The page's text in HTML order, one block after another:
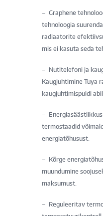
– Graphene
tehnoloogia
radiaatorite
mis ei kasuta seda
– Nutitelefoni ja
Kaugjuhtimine Tuya
kaugjuhtimispuldi
–
termostaadid
energiatõhusust.
– Kõrge
muundumine
maksumust.
– Reguleeritav